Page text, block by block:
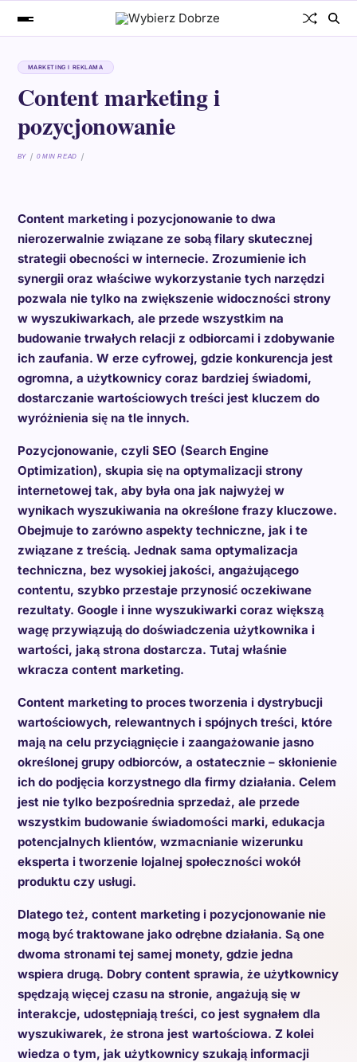
MARKETING I REKLAMA
Content marketing i
pozycjonowanie
BY 0 MIN READ
Content marketing i pozycjonowanie to dwa
nierozerwalnie związane ze sobą filary skutecznej
strategii obecności w internecie. Zrozumienie ich
synergii oraz właściwe wykorzystanie tych narzędzi
pozwala nie tylko na zwiększenie widoczności strony
w wyszukiwarkach, ale przede wszystkim na
budowanie trwałych relacji z odbiorcami i zdobywanie
ich zaufania. W erze cyfrowej, gdzie konkurencja jest
ogromna, a użytkownicy coraz bardziej świadomi,
dostarczanie wartościowych treści jest kluczem do
wyróżnienia się na tle innych.
Pozycjonowanie, czyli SEO (Search Engine
Optimization), skupia się na optymalizacji strony
internetowej tak, aby była ona jak najwyżej w
wynikach wyszukiwania na określone frazy kluczowe.
Obejmuje to zarówno aspekty techniczne, jak i te
związane z treścią. Jednak sama optymalizacja
techniczna, bez wysokiej jakości, angażującego
contentu, szybko przestaje przynosić oczekiwane
rezultaty. Google i inne wyszukiwarki coraz większą
wagę przywiązują do doświadczenia użytkownika i
wartości, jaką strona dostarcza. Tutaj właśnie
wkracza content marketing.
Content marketing to proces tworzenia i dystrybucji
wartościowych, relewantnych i spójnych treści, które
mają na celu przyciągnięcie i zaangażowanie jasno
określonej grupy odbiorców, a ostatecznie – skłonienie
ich do podjęcia korzystnego dla firmy działania. Celem
jest nie tylko bezpośrednia sprzedaż, ale przede
wszystkim budowanie świadomości marki, edukacja
potencjalnych klientów, wzmacnianie wizerunku
eksperta i tworzenie lojalnej społeczności wokół
produktu czy usługi.
Dlatego też, content marketing i pozycjonowanie nie
mogą być traktowane jako odrębne działania. Są one
dwoma stronami tej samej monety, gdzie jedna
wspiera drugą. Dobry content sprawia, że użytkownicy
spędzają więcej czasu na stronie, angażują się w
interakcje, udostępniają treści, co jest sygnałem dla
wyszukiwarek, że strona jest wartościowa. Z kolei
wiedza o tym, jak użytkownicy szukają informacji